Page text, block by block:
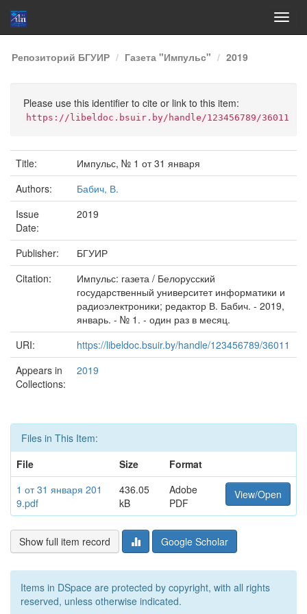
Skip
navigation
Репозиторий БГУИР Газета "Импульс" 2019
Please use this identifier to cite or link to this item:
https://libeldoc.bsuir.by/handle/123456789/36011
Title:
Импульс, № 1 от 31 января
Authors:
Бабич, В.
Issue
Date:
2019
Publisher:
БГУИР
Citation:
Импульс: газета / Белорусский
государственный университет информатики и
радиоэлектроники; редактор В. Бабич. - 2019,
январь. - № 1. - один раз в месяц.
URI:
https://libeldoc.bsuir.by/handle/123456789/36011
Appears in
Collections:
2019
Files in This Item:
File
Size
Format
1 от 31 января 201
9.pdf
436.05
kB
Adobe
PDF
View/Open
Show full item record Google Scholar
Items in DSpace are protected by copyright, with all rights
reserved, unless otherwise indicated.